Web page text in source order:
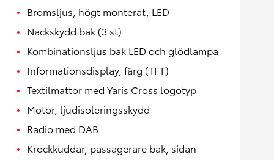
Bromsljus, högt monterat, LED
Nackskydd bak (3 st)
Kombinationsljus bak LED och glödlampa
Informationsdisplay, färg (TFT)
Textilmattor med Yaris Cross logotyp
Motor, ljudisoleringsskydd
Radio med DAB
Krockkuddar, passagerare bak, sidan